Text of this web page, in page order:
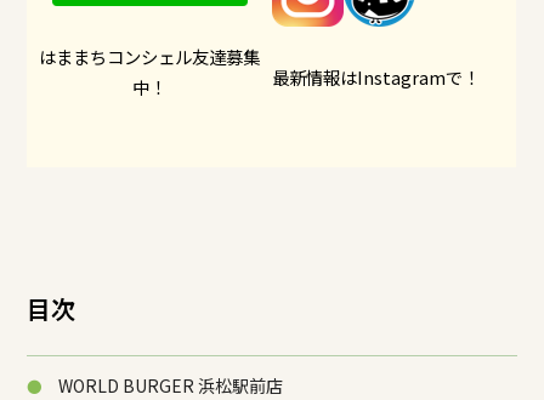
はままちコンシェル友達募集
中！
最新情報はInstagramで！
目次
WORLD BURGER 浜松駅前店